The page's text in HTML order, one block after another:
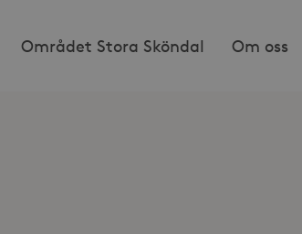
Området Stora Sköndal Om oss